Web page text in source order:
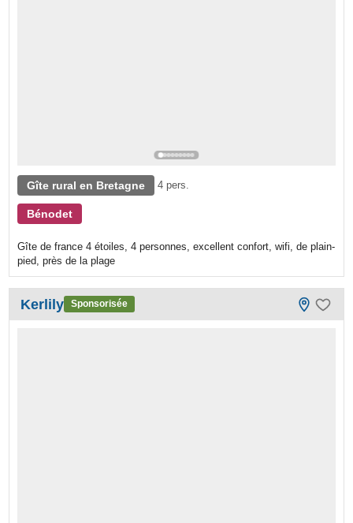
Gîte rural en Bretagne 4 pers.
Bénodet
Gîte de france 4 étoiles, 4 personnes, excellent confort, wifi, de plain-
pied, près de la plage
Kerlily Sponsorisée